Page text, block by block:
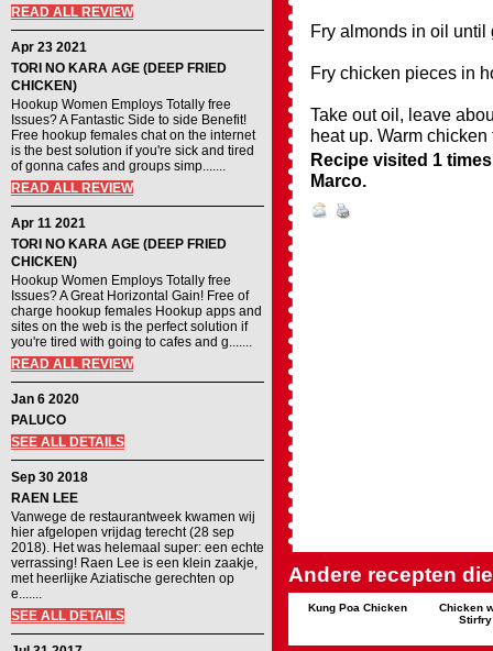
READ ALL REVIEW
Apr 23 2021
TORI NO KARA AGE (DEEP FRIED
CHICKEN)
Hookup Women Employs Totally free
Issues? A Fantastic Side to side Benefit!
Free hookup females chat on the internet
is the best solution if you're sick and tired
of gonna cafes and groups simp.......
READ ALL REVIEW
Apr 11 2021
TORI NO KARA AGE (DEEP FRIED
CHICKEN)
Hookup Women Employs Totally free
Issues? A Great Horizontal Gain! Free of
charge hookup females Hookup apps and
sites on the web is the perfect solution if
you're tired with going to cafes and g.......
READ ALL REVIEW
Jan 6 2020
PALUCO
SEE ALL DETAILS
Sep 30 2018
RAEN LEE
Vanwege de restaurantweek kwamen wij
hier afgelopen vrijdag terecht (28 sep
2018). Het was helemaal super: een echte
verrassing! Raen Lee is een klein zaakje,
met heerlijke Aziatische gerechten op
e.......
SEE ALL DETAILS
Fry almonds in oil
Fry chicken pieces in
Take out oil, leave
heat up. Warm
Recipe visited 1
Marco.
Andere recepten
Kung Poa Chicken
Chicken